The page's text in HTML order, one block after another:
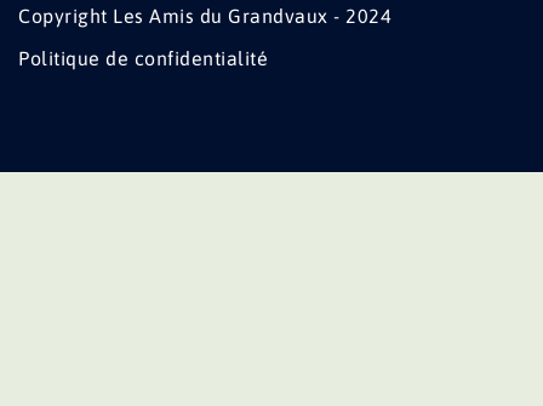
Copyright Les Amis du Grandvaux - 2024
Politique de confidentialité